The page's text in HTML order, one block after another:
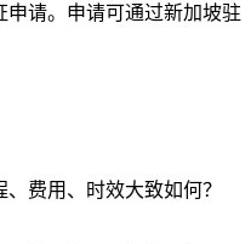
请。申请可通过新加坡驻
费用、时效大致如何？